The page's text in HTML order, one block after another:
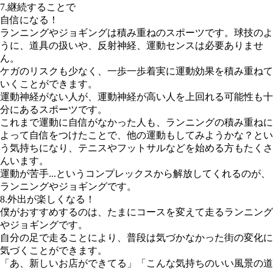
7.継続することで
自信になる！
ランニングやジョギングは積み重ねのスポーツです。球技のよ
うに、道具の扱いや、反射神経、運動センスは必要ありませ
ん。
ケガのリスクも少なく、一歩一歩着実に運動効果を積み重ねて
いくことができます。
運動神経がない人が、運動神経が高い人を上回れる可能性も十
分にあるスポーツです。
これまで運動に自信がなかった人も、ランニングの積み重ねに
よって自信をつけたことで、他の運動もしてみようかな？とい
う気持ちになり、テニスやフットサルなどを始める方もたくさ
んいます。
運動が苦手...というコンプレックスから解放してくれるのが、
ランニングやジョギングです。
8.外出が楽しくなる！
僕がおすすめするのは、たまにコースを変えて走るランニング
やジョギングです。
自分の足で走ることにより、普段は気づかなかった街の変化に
気づくことができます。
「あ、新しいお店ができてる」「こんな気持ちのいい風景の道